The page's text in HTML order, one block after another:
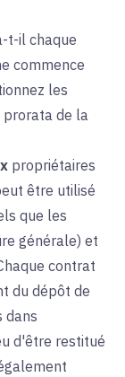
t-il chaque
commence
les
prorata de la
propriétaires
être utilisé
que les
générale) et
contrat
du dépôt de
dans
d'être restitué